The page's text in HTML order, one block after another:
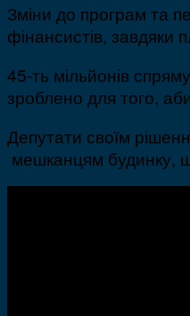
Зміни до програм та
фінансистів, завдяки
45-ть мільйонів
зроблено для того,
Депутати своїм
мешканцям будинку,